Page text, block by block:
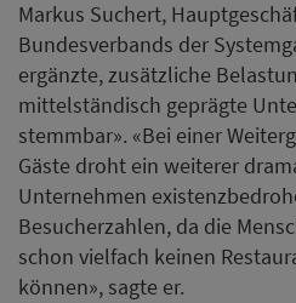
Markus Suchert,
Bundesverbands der
ergänzte, zusätzliche
mittelständisch geprägte
stemmbar». «Bei einer
Gäste droht ein weiterer
Unternehmen
Besucherzahlen, da die
schon vielfach keinen
können», sagte er.